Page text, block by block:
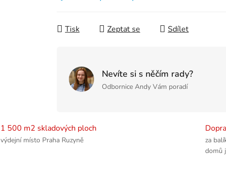
Tisk Zeptat se Sdílet
Nevíte si s něčím rady?
Odbornice Andy Vám poradí
1 500 m2 skladových ploch
výdejní místo Praha Ruzyně
za
domů